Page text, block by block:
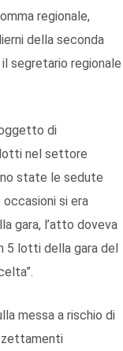
regionale,
della seconda
segretario regionale
di
lotti nel settore
state le sedute
si era
gara, l’atto doveva
5 lotti della gara del
messa a rischio di